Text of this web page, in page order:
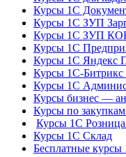
Курсы 1С
Курсы 1С ЗУП
Курсы 1С ЗУП
Курсы 1С
Курсы 1С Яндекс
Курсы 1С-
Курсы 1С
Курсы бизнес —
Курсы по
Курсы 1С
Курсы 1С Склад
Бесплатные курсы